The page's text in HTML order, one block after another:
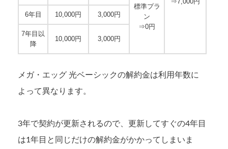
標準プラ
ン
⇒0円
6年目 10,000円 3,000円
7年目以
降
10,000円 3,000円
メガ・エッグ 光ベーシックの解約金は利用年数に
よって異なります。
3年で契約が更新されるので、更新してすぐの4年目
は1年目と同じだけの解約金がかかってしまいま